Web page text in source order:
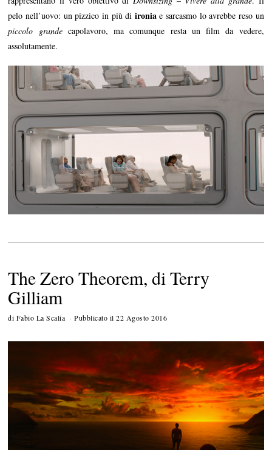
pelo nell’uovo: un pizzico in più di ironia e sarcasmo lo avrebbe reso un
piccolo grandecapolavoro, ma comunque resta un film da vedere,
assolutamente.
The Zero Theorem, di Terry
Gilliam
di Fabio La Scalia Pubblicato il 22 Agosto 2016
e
m
b
r
e
2
0
1
6